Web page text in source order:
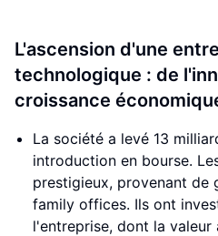
L'ascension d'une
technologique : de
croissance
La société a levé 13
introduction en bourse.
prestigieux, provenant de
family offices. Ils ont
l'entreprise, dont la valeur